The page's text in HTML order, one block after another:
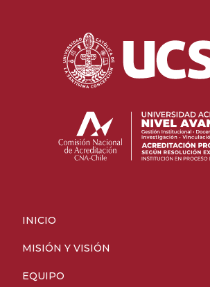
INICIO
MISIÓN Y VISIÓN
EQUIPO